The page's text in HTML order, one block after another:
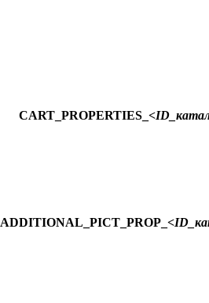
CART_PROPERTIES_
ADDITIONAL_PICT_PROP_